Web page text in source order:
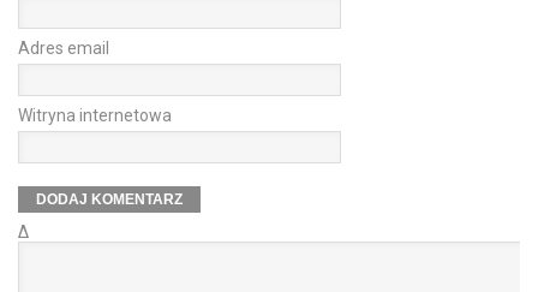
Adres email
Witryna internetowa
Δ